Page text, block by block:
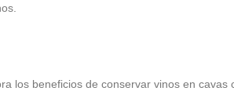
los beneficios de conservar vinos en cavas